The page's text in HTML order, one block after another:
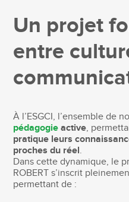
Un projet
entre
À l’ESGCI, l’ensemble de
pédagogie active,
pratique leurs
proches du réel.
Dans cette dynamique, le
ROBERT s’inscrit
permettant de :